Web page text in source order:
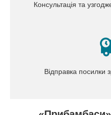
Консультація та
Відправка посилки